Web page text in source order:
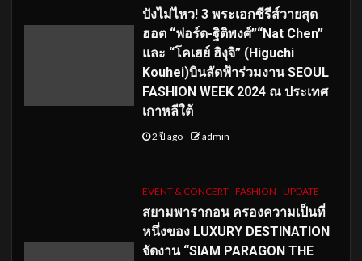
ปังไม่ไหว! 3 พระเอกซีรีส์วายสุด
ฮอต “ฟอร์ด-ฐิติพงศ์”“Nat Chen”
และ “โคเฮย์ ฮิงุจิ” (Higuchi
Kouhei)บินลัดฟ้าร่วมงาน SEOUL
FASHION WEEK 2024 ณ ประเทศ
เกาหลีใต้
2 ปี ago admin
EVENT & CONCERT FASHION UPDATE
สยามพารากอน ครองความเป็นที่
หนึ่งของ LUXURY DESTINATION
จัดงาน “SIAM PARAGON THE